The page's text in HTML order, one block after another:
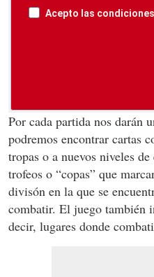
Acepto las
Por cada partida nos darán
podremos encontrar cartas
tropas o a nuevos niveles
trofeos o “copas” que
divisón en la que se
combatir. El juego también
decir, lugares donde